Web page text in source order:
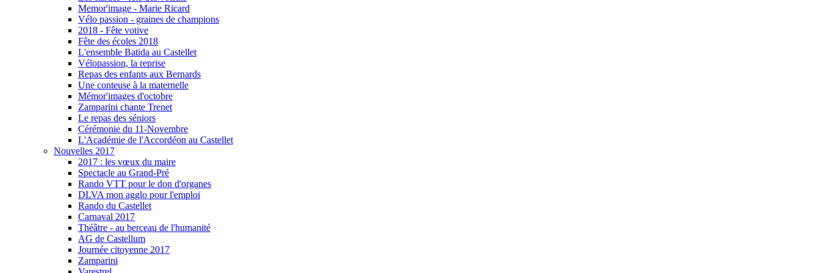
Memor'image - Marie Ricard
Vélo passion - graines de champions
2018 - Fête votive
Fête des écoles 2018
L'ensemble Batida au Castellet
Vélopassion, la reprise
Repas des enfants aux Bernards
Une conteuse à la maternelle
Mémor'images d'octobre
Zamparini chante Trenet
Le repas des séniors
Cérémonie du 11-Novembre
L'Académie de l'Accordéon au Castellet
Nouvelles 2017
2017 : les vœux du maire
Spectacle au Grand-Pré
Rando VTT pour le don d'organes
DLVA mon agglo pour l'emploi
Rando du Castellet
Carnaval 2017
Théâtre - au berceau de l'humanité
AG de Castellum
Journée citoyenne 2017
Zamparini